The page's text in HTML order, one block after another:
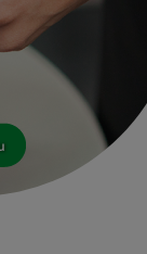
Benefity